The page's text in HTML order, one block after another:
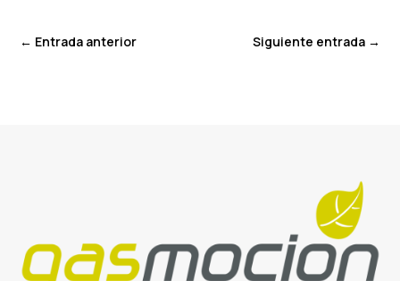
← Entrada anterior Siguiente entrada→